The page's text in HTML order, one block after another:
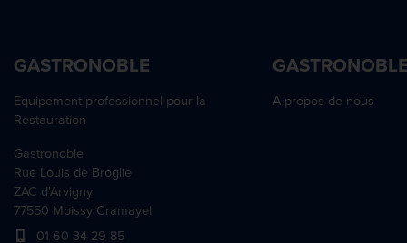
GASTRONOBLE
Equipement professionnel pour la
Restauration
Gastronoble
Rue Louis de Broglie
ZAC d'Arvigny
77550 Moissy Cramayel
01 60 34 29 85
A propos de nous